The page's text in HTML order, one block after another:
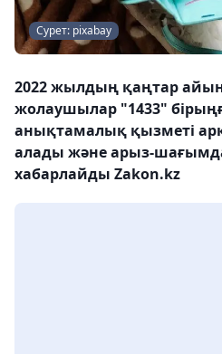
Сурет: pixabay
2022 жылдың қаңтар
жолаушылар "1433"
анықтамалық қызметі
алады және арыз-
хабарлайды Zakon.kz